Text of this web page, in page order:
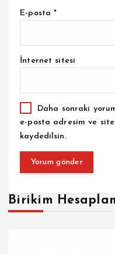
E-posta*
İnternet sitesi
Daha sonraki
e-posta adresim ve
kaydedilsin.
Birikim